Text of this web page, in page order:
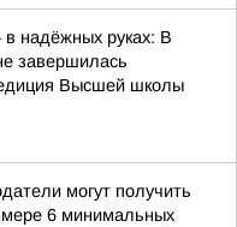
надёжных руках: В
завершилась
Высшей школы
могут получить
6 минимальных